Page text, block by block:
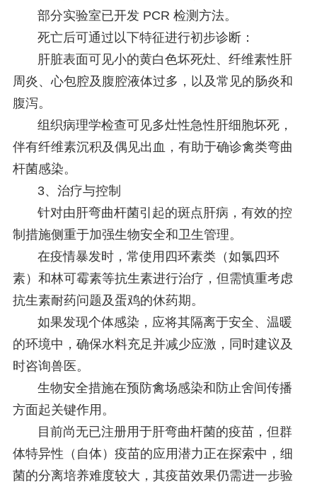
部分实验室已开发 PCR 检测方法。
死亡后可通过以下特征进行初步诊断：
肝脏表面可见小的黄白色坏死灶、纤维素性肝
周炎、心包腔及腹腔液体过多，以及常见的肠炎和
腹泻。
组织病理学检查可见多灶性急性肝细胞坏死，
伴有纤维素沉积及偶见出血，有助于确诊禽类弯曲
杆菌感染。
3、治疗与控制
针对由肝弯曲杆菌引起的斑点肝病，有效的控
制措施侧重于加强生物安全和卫生管理。
在疫情暴发时，常使用四环素类（如氯四环
素）和林可霉素等抗生素进行治疗，但需慎重考虑
抗生素耐药问题及蛋鸡的休药期。
如果发现个体感染，应将其隔离于安全、温暖
的环境中，确保水料充足并减少应激，同时建议及
时咨询兽医。
生物安全措施在预防禽场感染和防止舍间传播
方面起关键作用。
目前尚无已注册用于肝弯曲杆菌的疫苗，但群
体特异性（自体）疫苗的应用潜力正在探索中，细
菌的分离培养难度较大，其疫苗效果仍需进一步验